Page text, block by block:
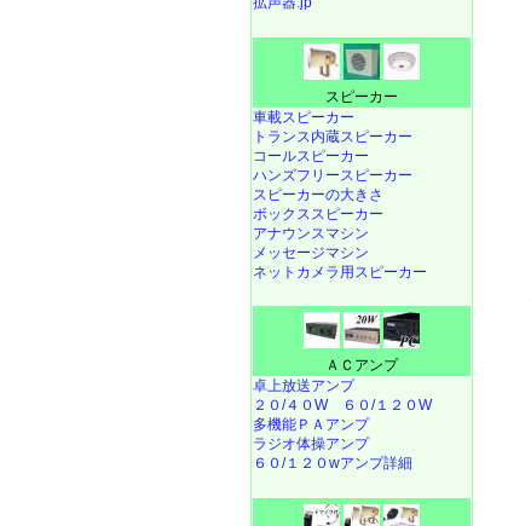
スピーカー
車載スピーカー
トランス内蔵スピーカー
コールスピーカー
ハンズフリースピーカー
スピーカーの大きさ
ボックススピーカー
アナウンスマシン
メッセージマシン
ネットカメラ用スピーカー
ＡＣアンプ
卓上放送アンプ
２０/４０W
６０/１２０W
多機能ＰＡアンプ
ラジオ体操アンプ
６０/１２０wアンプ詳細